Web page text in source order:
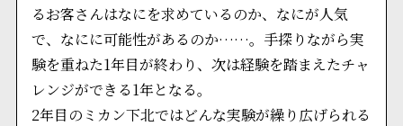
るお客さんはなにを求めているのか、なにが人気
で、なにに可能性があるのか……。手探りながら実
験を重ねた1年目が終わり、次は経験を踏まえたチャ
レンジができる1年となる。
2年目のミカン下北ではどんな実験が繰り広げられる